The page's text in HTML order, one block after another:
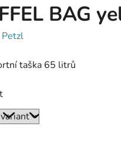
BAG
Petzl
taška 65 litrů